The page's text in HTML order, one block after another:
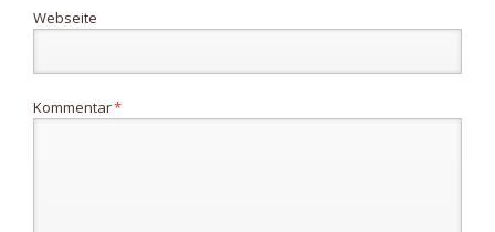
Webseite
Pflichtfeld
Kommentar*